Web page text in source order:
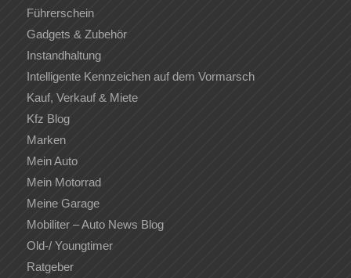
Führerschein
Gadgets & Zubehör
Instandhaltung
Intelligente Kennzeichen auf dem Vormarsch
Kauf, Verkauf & Miete
Kfz Blog
Marken
Mein Auto
Mein Motorrad
Meine Garage
Mobiliter – Auto News Blog
Old-/ Youngtimer
Ratgeber